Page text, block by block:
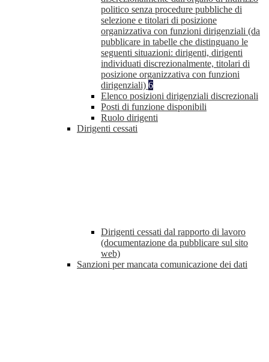
politico senza procedure pubbliche di
selezione e titolari di posizione
organizzativa con funzioni dirigenziali (da
pubblicare in tabelle che distinguano le
seguenti situazioni: dirigenti, dirigenti
individuati discrezionalmente, titolari di
posizione organizzativa con funzioni
dirigenziali) 6
Elenco posizioni dirigenziali discrezionali
Posti di funzione disponibili
Ruolo dirigenti
Dirigenti cessati
Dirigenti cessati dal rapporto di lavoro
(documentazione da pubblicare sul sito
web)
Sanzioni per mancata comunicazione dei dati